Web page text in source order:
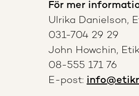
För mer
Ulrika Danielson,
031-704 29 29
John Howchin,
08-555 171 76
E-post: